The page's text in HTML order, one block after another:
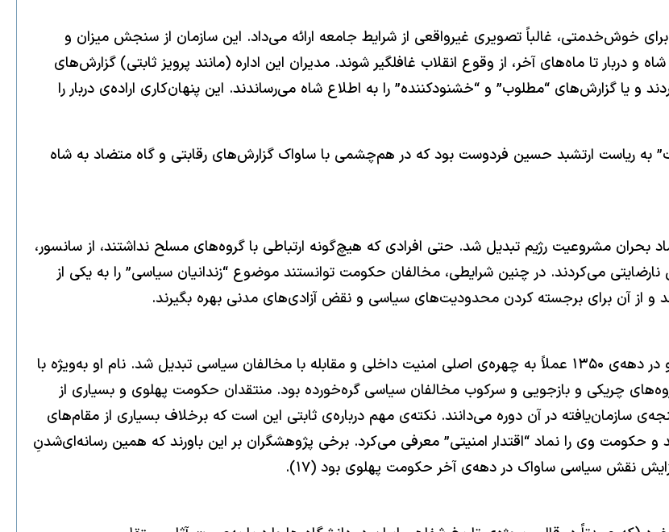
خوش‌خدمتی، غالباً تصویری غیرواقعی از شرایط جامعه ارائه می‌داد. این سازمان از سنجش میزان و
تا ماه‌های آخر، از وقوع انقلاب غافلگیر شوند. مدیران این اداره (مانند پرویز ثابتی) گزارش‌های
و یا گزارش‌های “مطلوب” و “خشنودکننده” را به اطلاع شاه می‌رساندند. این پنهان‌کاری اراده‌ی دربار را
به ریاست ارتشبد حسین فردوست بود که در هم‌چشمی با ساواک گزارش‌های رقابتی و گاه متضاد به شاه
مشروعیت رژیم تبدیل شد. حتی افرادی که هیچ‌گونه ارتباطی با گروه‌های مسلح نداشتند، از سانسور،
می‌کردند. در چنین شرایطی، مخالفان حکومت توانستند موضوع “زندانیان سیاسی” را به یکی از
و از آن برای برجسته کردن محدودیت‌های سیاسی و نقض آزادی‌های مدنی بهره بگیرند.
پرویز ثابتی از مهم‌ترین و بحث‌برانگیزترین مقام‌های ساواک بود. او در دهه‌ی ۱۳۵۰ عملاً به چهره‌ی اصلی امنیت داخلی و مقابله با مخالفان سیاسی تبدیل شد. نام او به‌ویژه با
چریکی و بازجویی و سرکوب مخالفان سیاسی گره‌خورده بود. منتقدان حکومت پهلوی و بسیاری از
سازمان‌یافته در آن دوره می‌دانند. نکته‌ی مهم درباره‌ی ثابتی این است که برخلاف بسیاری از مقام‌های
و حکومت وی را نماد “اقتدار امنیتی” معرفی می‌کرد. برخی پژوهشگران بر این باورند که همین رسانه‌ای‌شدنِ
نقش سیاسی ساواک در دهه‌ی آخر حکومت پهلوی بود (۱۷).